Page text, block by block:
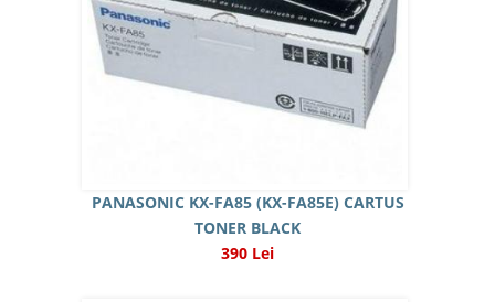
PANASONIC KX-FA85 (KX-FA85E) CARTUS
TONER BLACK
390 Lei